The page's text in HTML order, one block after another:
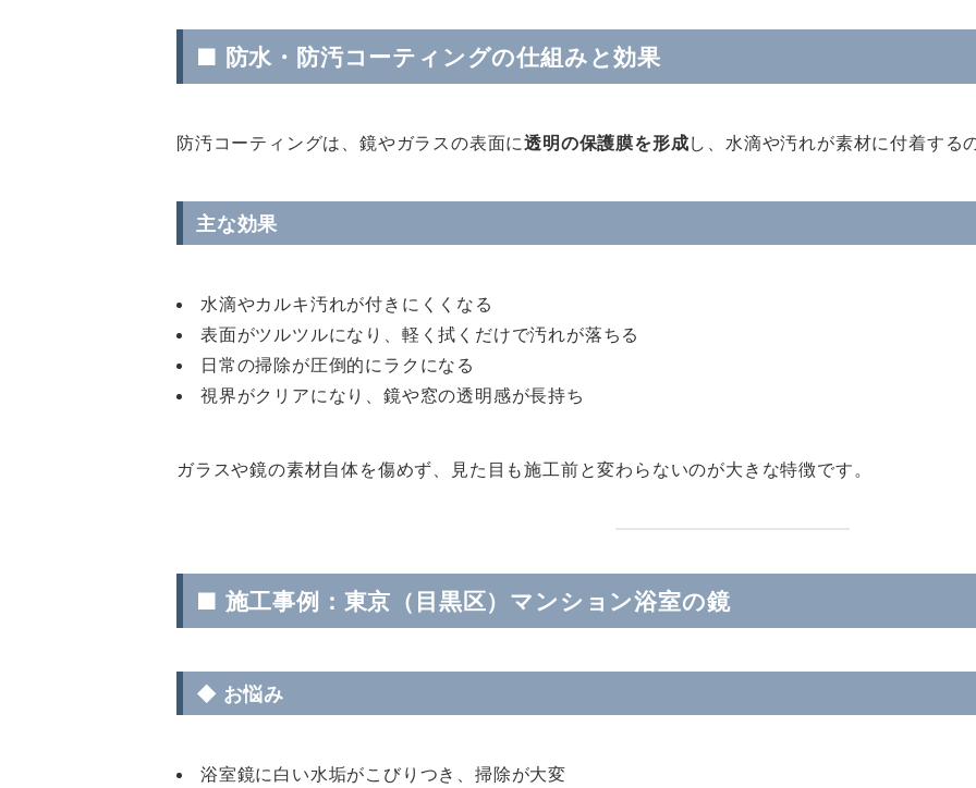
■ 防水・防汚コーティングの仕組みと効果
防汚コーティングは、鏡やガラスの表面に透明の保護膜を形成し、水滴や汚れが素材に付着する
主な効果
水滴やカルキ汚れが付きにくくなる
表面がツルツルになり、軽く拭くだけで汚れが落ちる
日常の掃除が圧倒的にラクになる
視界がクリアになり、鏡や窓の透明感が長持ち
ガラスや鏡の素材自体を傷めず、見た目も施工前と変わらないのが大きな特徴です。
■ 施工事例：東京（目黒区）マンション浴室の鏡
◆ お悩み
浴室鏡に白い水垢がこびりつき、掃除が大変